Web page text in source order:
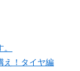
え！タイヤ編